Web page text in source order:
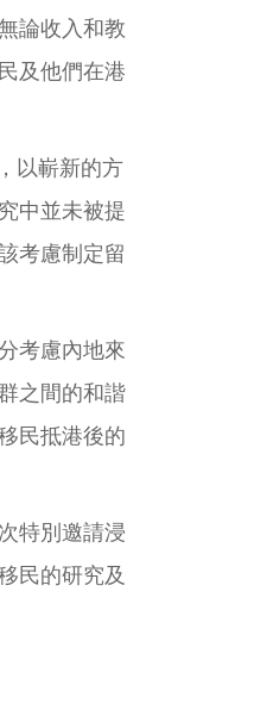
論收入和教
及他們在港
以嶄新的方
中並未被提
考慮制定留
考慮內地來
之間的和諧
民抵港後的
特別邀請浸
民的研究及